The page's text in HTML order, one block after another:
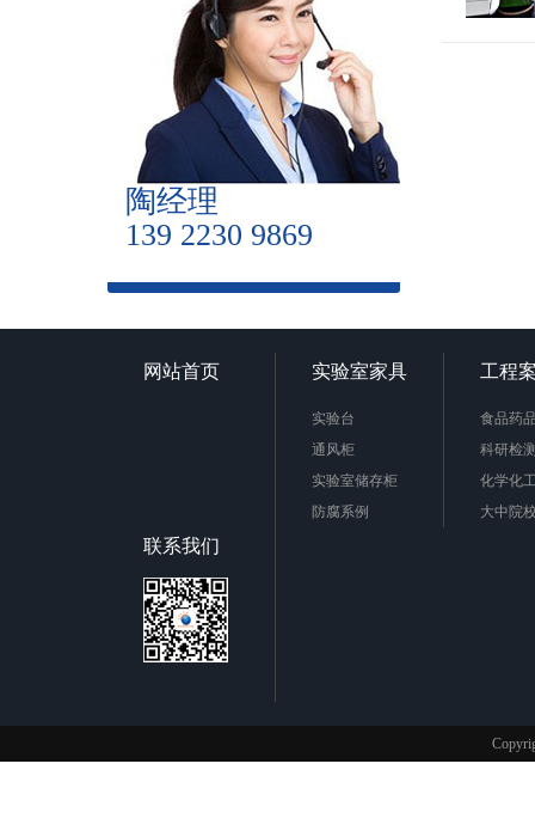
陶经理
139 2230 9869
网站首页 实验室家具
实验台
通风柜
实验室储存柜
防腐系例
工程
食品药
科研检
化学化
大中院
联系我们